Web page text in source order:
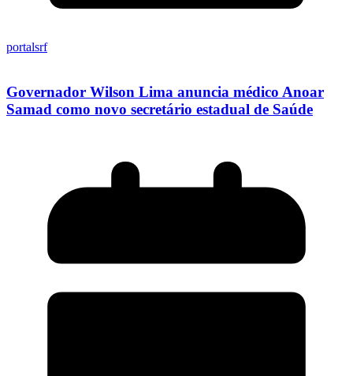
portalsrf
Governador Wilson Lima anuncia médico Anoar
Samad como novo secretário estadual de Saúde